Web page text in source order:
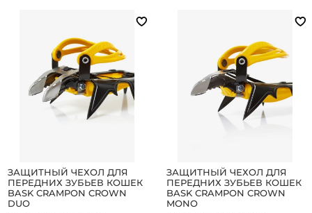
ЗАЩИТНЫЙ ЧЕХОЛ ДЛЯ
ПЕРЕДНИХ ЗУБЬЕВ КОШЕК
BASK CRAMPON CROWN
DUO
ЗАЩИТНЫЙ ЧЕХОЛ ДЛЯ
ПЕРЕДНИХ ЗУБЬЕВ КОШЕК
BASK CRAMPON CROWN
MONO